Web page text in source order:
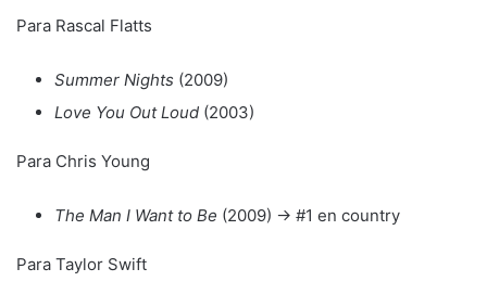
Para Rascal Flatts
Summer Nights (2009)
Love You Out Loud (2003)
Para Chris Young
The Man I Want to Be (2009) → #1 en country
Para Taylor Swift